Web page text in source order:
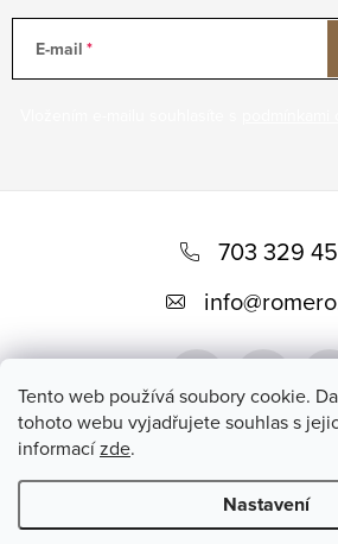
Tento web používá soubory cookie.
tohoto webu vyjadřujete souhlas s
informacízde.
Nastavení
E-mail
t
703 329
info@
Přijímáme online platby